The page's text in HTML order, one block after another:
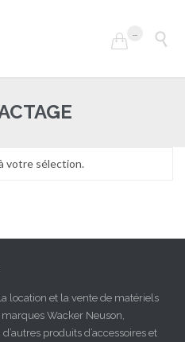
 
votre sélection.
location et la vente de matériels
Wacker Neuson,
produits d’accessoires et